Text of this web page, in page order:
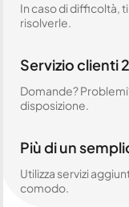
In caso di difficoltà,
risolverle.
Servizio clienti
Domande?
disposizione.
Più di un
Utilizza servizi
comodo.